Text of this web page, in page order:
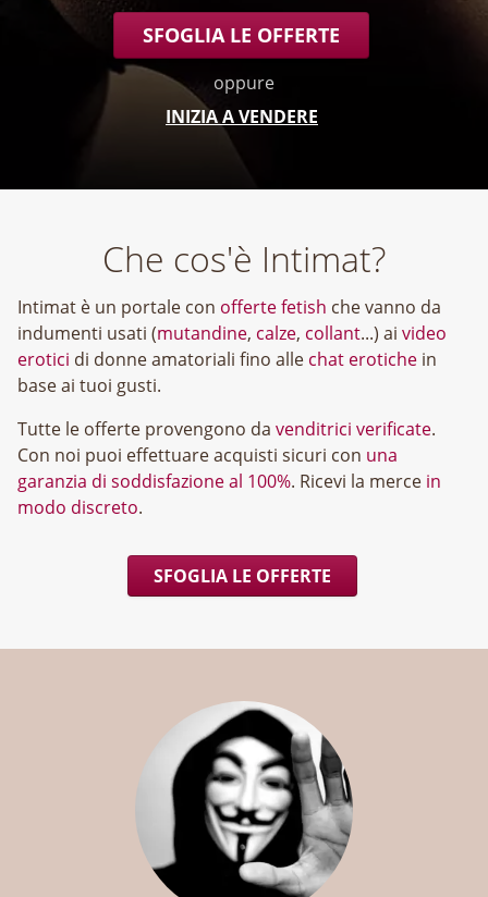
SFOGLIA LE OFFERTE
oppure
INIZIA A VENDERE
Che cos'è Intimat?
Intimat è un portale con offerte fetish che vanno da
indumenti usati (mutandine, calze, collant...) ai video
erotici di donne amatoriali fino alle chat erotiche in
base ai tuoi gusti.
Tutte le offerte provengono da venditrici verificate.
Con noi puoi effettuare acquisti sicuri con una
garanzia di soddisfazione al 100%. Ricevi la merce in
modo discreto.
SFOGLIA LE OFFERTE